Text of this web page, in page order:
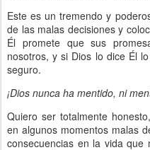
Este es un tremendo y
de las malas decisiones y
Él promete que sus
nosotros, y si Dios lo dice Él
seguro.
¡Dios nunca ha mentido, ni
Quiero ser totalmente
en algunos momentos malas
consecuencias en la vida